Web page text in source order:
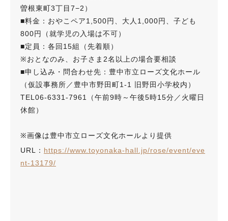
曽根東町3丁目7−2）
■料金：おやこペア1,500円、大人1,000円、子ども
800円（就学児の入場は不可）
■定員：各回15組（先着順）
※おとなのみ、お子さま2名以上の場合要相談
■申し込み・問合わせ先：豊中市立ローズ文化ホール
（仮設事務所／豊中市野田町1-1 旧野田小学校内）
TEL06-6331-7961（午前9時～午後5時15分／火曜日
休館）
※画像は豊中市立ローズ文化ホールより提供
URL： https://www.toyonaka-hall.jp/rose/event/eve
nt-13179/